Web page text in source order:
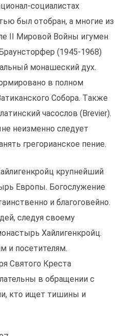
социалистах
был отобран, а многие из
II Мировой Войны игумен
(1945-1968)
монашеский дух.
в полном
Собора. Tакже
часослов (Brevier).
неизменно следует
грегорианское пение.
крупнейший
Европы. Богослужение
и благоговейно.
следуя своему
Хайлигенкройц.
и посетителям.
Святого Креста
в обращении с
кто ищет тишины и